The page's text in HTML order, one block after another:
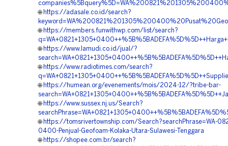
🌐 https://adasale.co.id/search?
🌐 https://members.funwithwp.com/list/search?
🌐 https://www.lamudi.co.id/jual/?
🌐 https://www.radiotimes.com/search?
🌐 https://humean.org/evenements/mois/2024-12/?tribe-bar-
🌐 https://www.sussex.nj.us/Search?
🌐 https://tomsrivertownship.com/Search?searchPhrase=WA-
0400-Penjual-Geofoam-Kolaka-Utara-Sulawesi-Tenggara
🌐 https://shopee.com.br/search?